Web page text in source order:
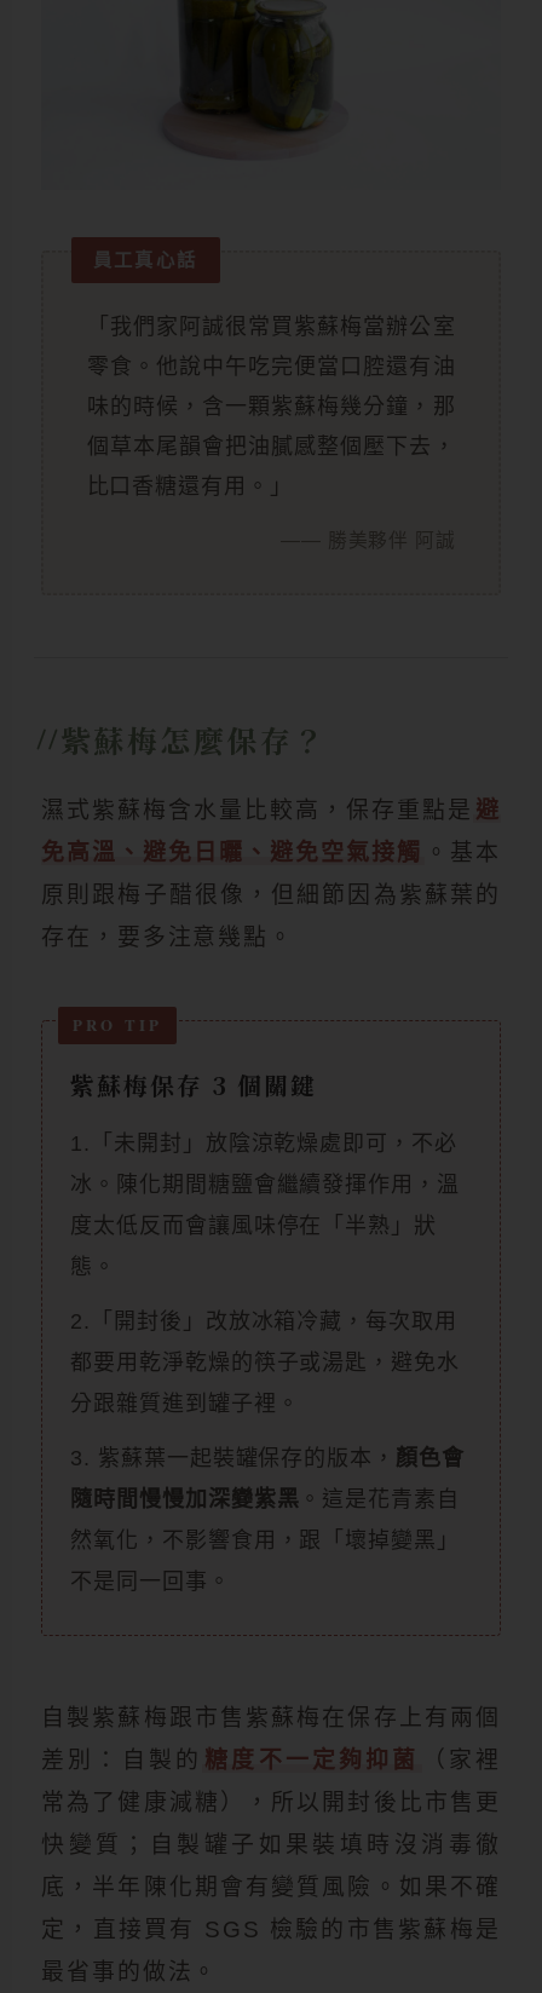
員工真心話
「我們家阿誠很常買紫蘇梅當辦公室
零食。他說中午吃完便當口腔還有油
味的時候，含一顆紫蘇梅幾分鐘，那
個草本尾韻會把油膩感整個壓下去，
比口香糖還有用。」
—— 勝美夥伴 阿誠
紫蘇梅怎麼保存？
濕式紫蘇梅含水量比較高，保存重點是 避
免高溫、避免日曬、避免空氣接觸 。基本
原則跟梅子醋很像，但細節因為紫蘇葉的
存在，要多注意幾點。
紫蘇梅保存 3 個關鍵
1.「未開封」放陰涼乾燥處即可，不必
冰。陳化期間糖鹽會繼續發揮作用，溫
度太低反而會讓風味停在「半熟」狀
態。
2.「開封後」改放冰箱冷藏，每次取用
都要用乾淨乾燥的筷子或湯匙，避免水
分跟雜質進到罐子裡。
3. 紫蘇葉一起裝罐保存的版本， 顏色會
隨時間慢慢加深變紫黑 。這是花青素自
然氧化，不影響食用，跟「壞掉變黑」
不是同一回事。
自製紫蘇梅跟市售紫蘇梅在保存上有兩個
差別：自製的 糖度不一定夠抑菌
（家裡
常為了健康減糖），所以開封後比市售更
快變質；自製罐子如果裝填時沒消毒徹
底，半年陳化期會有變質風險。如果不確
定，直接買有 SGS 檢驗的市售紫蘇梅是
最省事的做法。